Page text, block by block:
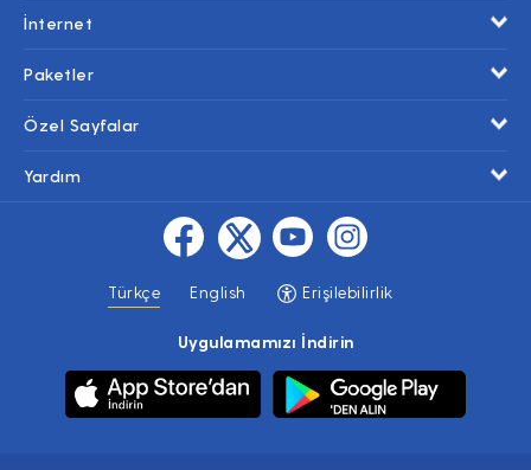
İnternet
Paketler
Özel Sayfalar
Yardım
Türkçe English Erişilebilirlik
Uygulamamızı İndirin